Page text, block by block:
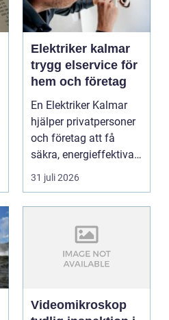
Elektriker kalmar
trygg elservice för
hem och företag
En Elektriker Kalmar
hjälper privatpersoner
och företag att få
säkra, energieffektiva
och framtidssä...
31 juli 2026
Videomikroskop